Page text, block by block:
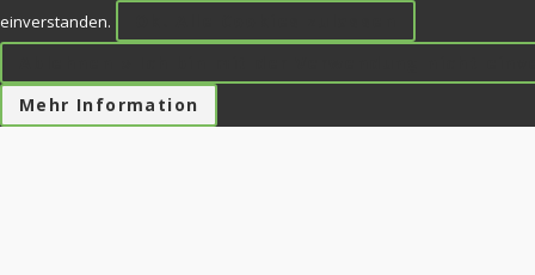
einverstanden.
Mehr Information